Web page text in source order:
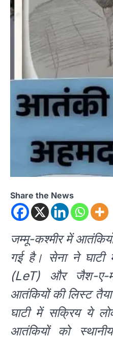
Share the News
जम्मू-कश्मीर में
गई है। सेना ने घाटी
(LeT) और जैश-ए-
आतंकियों की लिस्ट
घाटी में सक्रिय ये
आतंकियों को